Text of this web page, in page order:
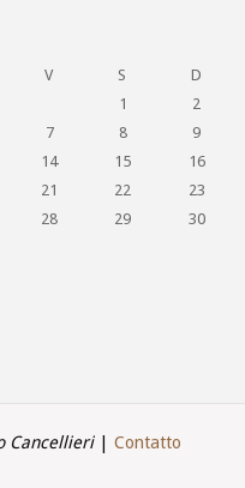
V S
D
1
2
7 8
9
14 15
16
21 22
23
28 29
30
Cancellieri| Contatto